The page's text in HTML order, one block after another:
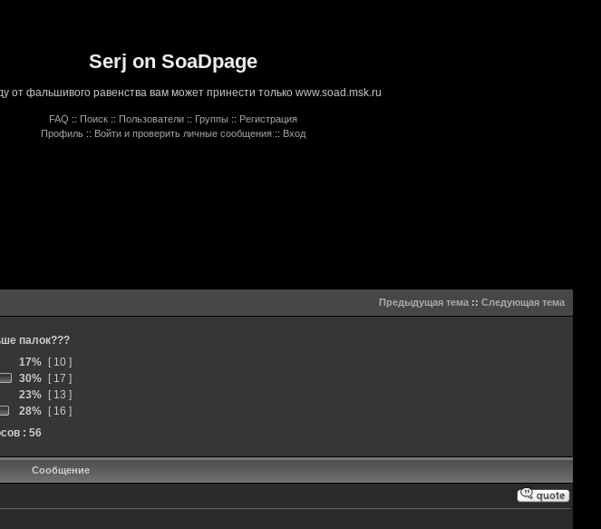
Serj on SoaDpage
от фальшивого равенства вам может принести только www.soad.msk.ru
FAQ :: Поиск :: Пользователи :: Группы :: Регистрация
Профиль :: Войти и проверить личные сообщения :: Вход
Предыдущая тема:: Следующая тема
палок???
17%
[ 10 ]
30%
[ 17 ]
23%
[ 13 ]
28%
[ 16 ]
: 56
Сообщение